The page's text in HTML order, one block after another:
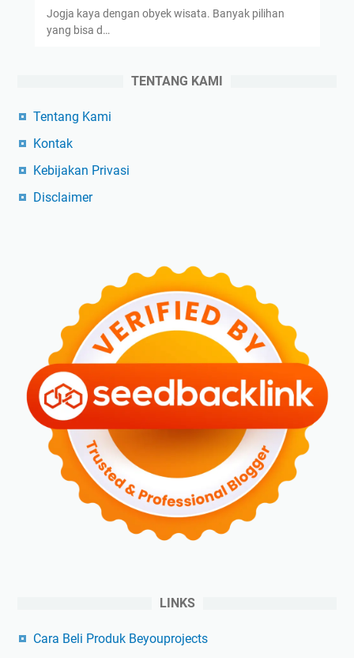
Jogja kaya dengan obyek wisata. Banyak pilihan
yang bisa d…
TENTANG KAMI
Tentang Kami
Kontak
Kebijakan Privasi
Disclaimer
LINKS
Cara Beli Produk Beyouprojects